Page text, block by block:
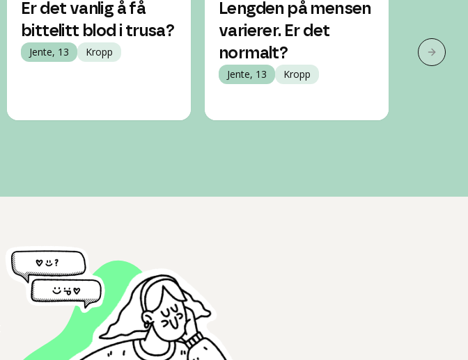
Er det vanlig å få
bittelitt blod i trusa?
Jente, 13 Kropp
Lengden på mensen
varierer. Er det
normalt?
Jente, 13 Kropp
Neste